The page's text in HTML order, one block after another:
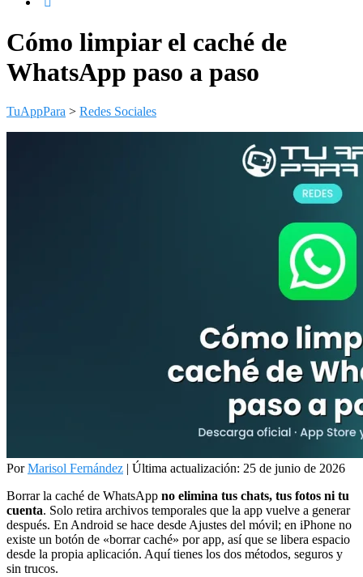
Cómo limpiar el caché de
WhatsApp paso a paso
TuAppPara > Redes Sociales
PorMarisol Fernández | Última actualización: 25 de junio de 2026
Borrar la caché de WhatsApp no elimina tus chats, tus fotos ni tu
cuenta. Solo retira archivos temporales que la app vuelve a generar
después. En Android se hace desde Ajustes del móvil; en iPhone no
existe un botón de «borrar caché» por app, así que se libera espacio
desde la propia aplicación. Aquí tienes los dos métodos, seguros y
sin trucos.